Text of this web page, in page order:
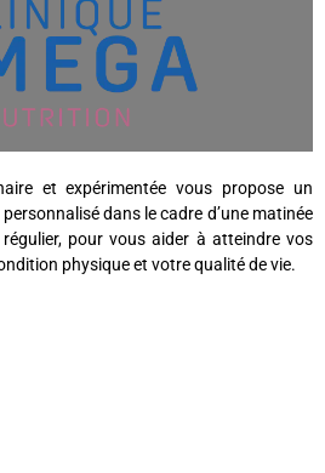
et expérimentée vous propose un
dans le cadre d’une matinée
régulier, pour vous aider à atteindre vos
physique et votre qualité de vie.